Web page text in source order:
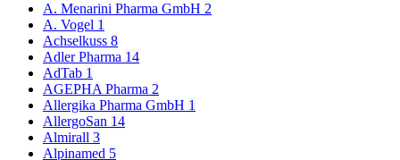
A. Menarini Pharma GmbH 2
A. Vogel 1
Achselkuss 8
Adler Pharma 14
AdTab 1
AGEPHA Pharma 2
Allergika Pharma GmbH 1
AllergoSan 14
Almirall 3
Alpinamed 5